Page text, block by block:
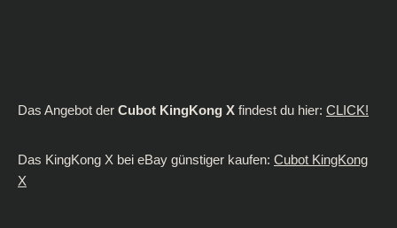
Das Angebot der Cubot KingKong X findest du hier: CLICK!
Das KingKong X bei eBay günstiger kaufen: Cubot KingKong
X